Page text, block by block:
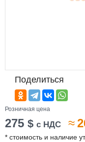
Поделиться
Розничная цена
275 $ с НДС ≈
* стоимость и наличие